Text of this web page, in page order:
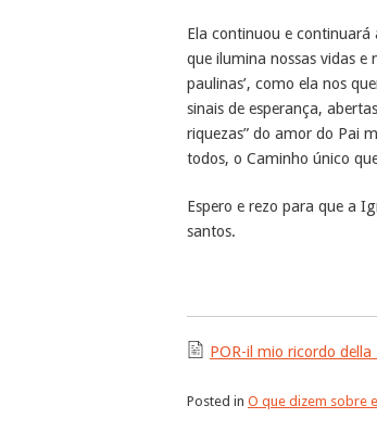
Ela continuou e continuará
que ilumina nossas vidas e
paulinas’, como ela nos
sinais de esperança,
riquezas” do amor do Pai
todos, o Caminho único
Espero e rezo para que a
santos.
POR-il mio ricordo
Posted in O que dizem sobre